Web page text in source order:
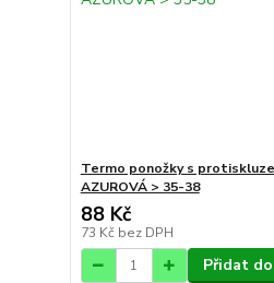
Termo ponožky s
AZUROVÁ > 35-38
88 Kč
73 Kč bez DPH
Přidat